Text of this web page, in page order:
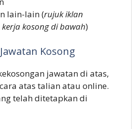
lain-lain (rujuk iklan
kosong di bawah)
Kosong
jawatan di atas,
atas talian atau online.
telah ditetapkan di